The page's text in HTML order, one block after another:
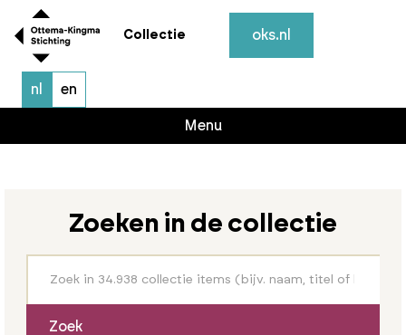
Collectie oks.nl
nl en
Menu
Zoeken in de collectie
Zoek